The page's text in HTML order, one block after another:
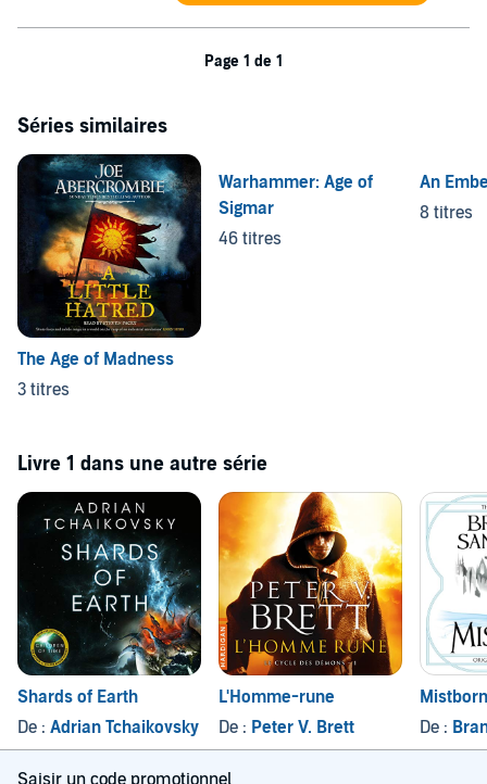
Page 1 de 1
Séries similaires
The Age of Madness
3 titres
Warhammer: Age of
Sigmar
46 titres
An
8 titres
Livre 1 dans une autre série
Shards of Earth
De : Adrian Tchaikovsky
L'Homme-rune
De : Peter V. Brett
Mistborn
De :
Saisir un code promotionnel